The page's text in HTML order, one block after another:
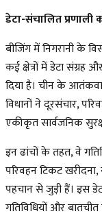
डेटा-संचालित
बीजिंग में निगरानी के
कई क्षेत्रों में डेटा
दिया है। चीन के
विधानों ने दूरसंचार,
एकीकृत सार्वजनिक
इन ढांचों के तहत, वे
परिवहन टिकट
पहचान से जुड़ी हैं। इस
गतिविधियों और